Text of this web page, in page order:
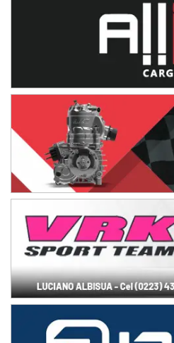
NORESTE SANTAFESINO - F6
Ciudad de Avellaneda (Asfalto)
José Samuel Sánchez (Tierra)
Rufino (Santa Fe)
TUCUMANO - F5
Juan Navarro (Asfalto)
El Timbó (Tucumán)